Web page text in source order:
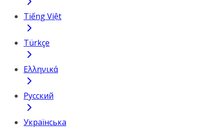
Tiếng Việt
Türkçe
Ελληνικά
Русский
Українська